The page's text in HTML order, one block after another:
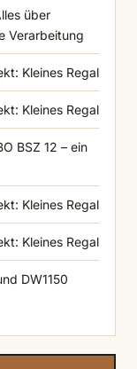
über
Verarbeitung
Kleines Regal
Kleines Regal
BSZ 12 – ein
Kleines Regal
Kleines Regal
DW1150